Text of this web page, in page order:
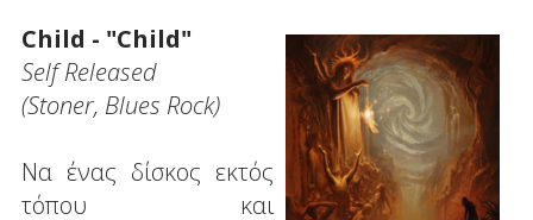
Child - "Child"
Self Released
(Stoner, Blues Rock)
Να ένας δίσκος εκτός
τόπου και